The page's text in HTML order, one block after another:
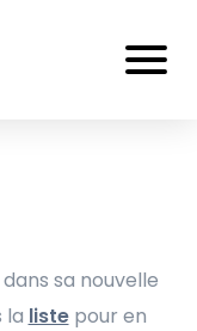
sa nouvelle
la listepour en